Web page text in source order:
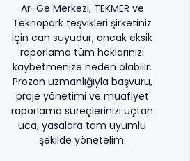
Ar-Ge Merkezi, TEKMER ve
Teknopark teşvikleri şirketiniz
için can suyudur; ancak eksik
raporlama tüm haklarınızı
kaybetmenize neden olabilir.
Prozon uzmanlığıyla başvuru,
proje yönetimi ve muafiyet
raporlama süreçlerinizi uçtan
uca, yasalara tam uyumlu
şekilde yönetelim.